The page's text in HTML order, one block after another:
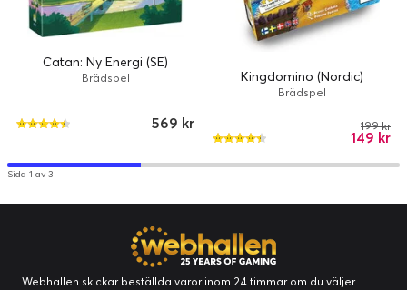
Catan: Ny Energi (SE)
Brädspel
569 kr
Kingdomino (Nordic)
Brädspel
149 kr
199 kr
Sida 1 av 3
Webhallen skickar beställda varor inom 24 timmar om du väljer